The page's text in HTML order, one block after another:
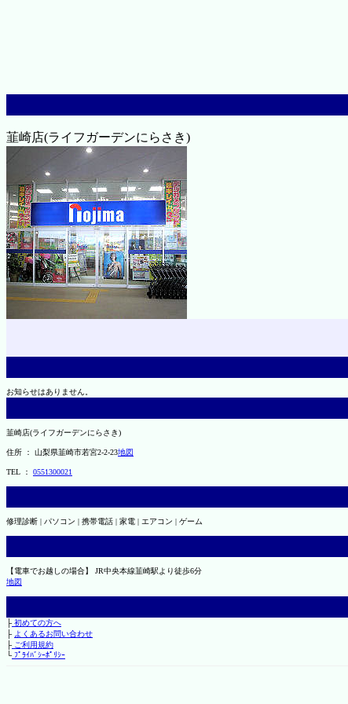
韮崎店(ライフガーデンにらさき)
お知らせはありません。
韮崎店(ライフガーデンにらさき)
住所 ： 山梨県韮崎市若宮2-2-23地図
TEL ： 0551300021
修理診断 | パソコン | 携帯電話 | 家電 | エアコン | ゲーム
【電車でお越しの場合】 JR中央本線韮崎駅より徒歩6分
地図
├初めての方へ
├ よくあるお問い合わせ
├ご利用規約
└ﾌﾟﾗｲﾊﾞｼｰﾎﾟﾘｼｰ